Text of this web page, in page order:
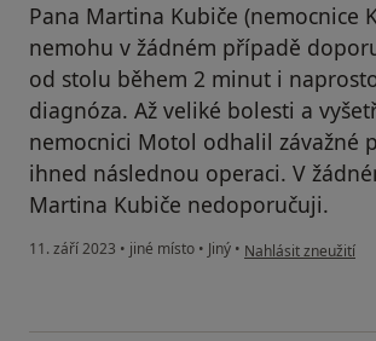
Pana Martina Kubiče (nemocnice
nemohu v žádném případě
od stolu během 2 minut i
diagnóza. Až veliké bolesti a
nemocnici Motol odhalil závažné
ihned následnou operaci. V
Martina Kubiče nedoporučuji.
11. září 2023 • jiné místo • Jiný • podle názoru
Nahlásit zneužití